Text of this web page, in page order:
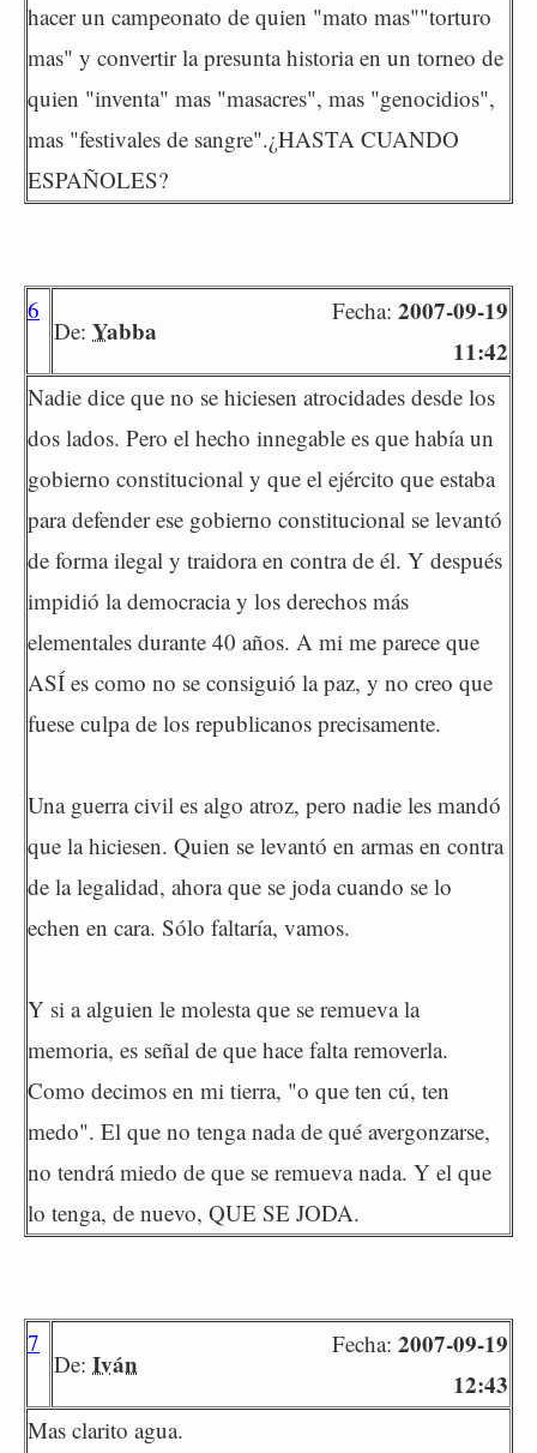
hacer un campeonato de quien "mato mas""torturo
mas" y convertir la presunta historia en un torneo de
quien "inventa" mas "masacres", mas "genocidios",
mas "festivales de sangre".¿HASTA CUANDO
ESPAÑOLES?
6
De: Yabba
Fecha: 2007-09-19
11:42
Nadie dice que no se hiciesen atrocidades desde los
dos lados. Pero el hecho innegable es que había un
gobierno constitucional y que el ejército que estaba
para defender ese gobierno constitucional se levantó
de forma ilegal y traidora en contra de él. Y después
impidió la democracia y los derechos más
elementales durante 40 años. A mi me parece que
ASÍ es como no se consiguió la paz, y no creo que
fuese culpa de los republicanos precisamente.
Una guerra civil es algo atroz, pero nadie les mandó
que la hiciesen. Quien se levantó en armas en contra
de la legalidad, ahora que se joda cuando se lo
echen en cara. Sólo faltaría, vamos.
Y si a alguien le molesta que se remueva la
memoria, es señal de que hace falta removerla.
Como decimos en mi tierra, "o que ten cú, ten
medo". El que no tenga nada de qué avergonzarse,
no tendrá miedo de que se remueva nada. Y el que
lo tenga, de nuevo, QUE SE JODA.
7
De: Iván
Fecha: 2007-09-19
12:43
Mas clarito agua.